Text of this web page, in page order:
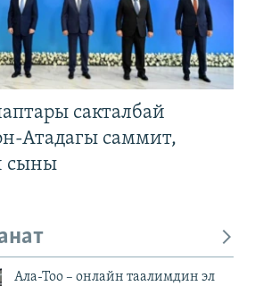
сакталбай
Атадагы саммит,
сыны
Ала-Тоо – онлайн таалимдин эл